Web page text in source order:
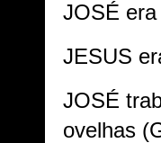
JOSÉ e
JESUS e
JOSÉ t
ovelhas